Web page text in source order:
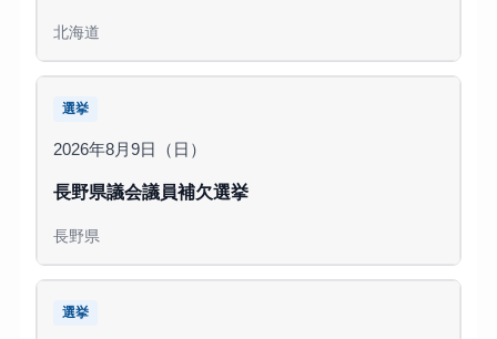
北海道
選挙
2026年8月9日（日）
長野県議会議員補欠選挙
長野県
選挙